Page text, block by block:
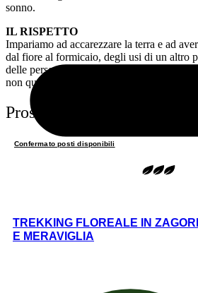
sonno.
IL RISPETTO
Impariamo ad accarezzare la terra e ad
dal fiore al formicaio, degli usi di un altro
delle persone che s’incontrano. Non
non quelle di lasciare un posto più pulito di
Prossimi viaggi
Confermato posti disponibili
TREKKING FLOREALE IN
E MERAVIGLIA